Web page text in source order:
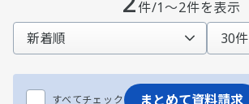
件/1～2件を表示
すべてチェック まとめて資料請求